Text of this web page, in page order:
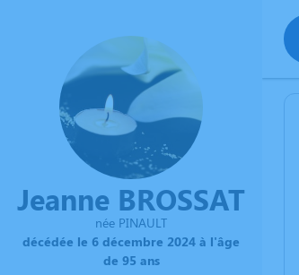
Jeanne BROSSAT
née PINAULT
décédée le 6 décembre 2024 à l'âge
de 95 ans